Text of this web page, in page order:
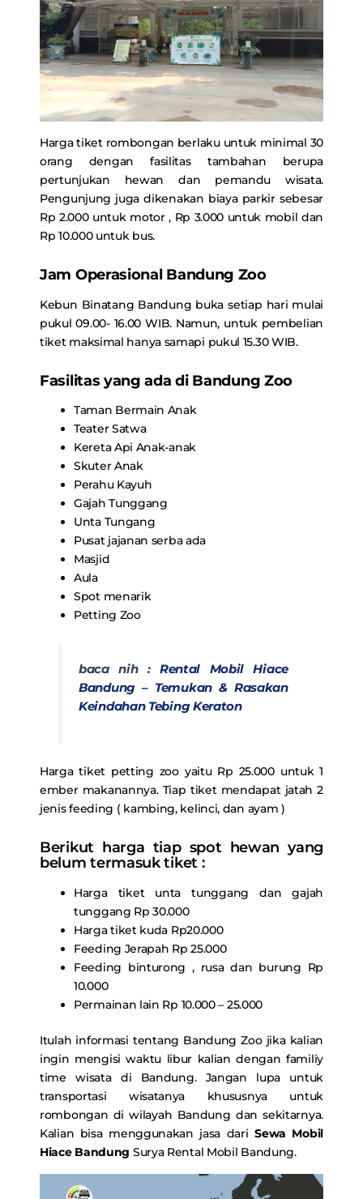
Harga tiket rombongan berlaku untuk minimal 30
orang dengan fasilitas tambahan berupa
pertunjukan hewan dan pemandu wisata.
Pengunjung juga dikenakan biaya parkir sebesar
Rp 2.000 untuk motor , Rp 3.000 untuk mobil dan
Rp 10.000 untuk bus.
Jam Operasional Bandung Zoo
Kebun Binatang Bandung buka setiap hari mulai
pukul 09.00- 16.00 WIB. Namun, untuk pembelian
tiket maksimal hanya samapi pukul 15.30 WIB.
Fasilitas yang ada di Bandung Zoo
Taman Bermain Anak
Teater Satwa
Kereta Api Anak-anak
Skuter Anak
Perahu Kayuh
Gajah Tunggang
Unta Tungang
Pusat jajanan serba ada
Masjid
Aula
Spot menarik
Petting Zoo
baca nih : Rental Mobil Hiace
Bandung – Temukan & Rasakan
Keindahan Tebing Keraton
Harga tiket petting zoo yaitu Rp 25.000 untuk 1
ember makanannya. Tiap tiket mendapat jatah 2
jenis feeding ( kambing, kelinci, dan ayam )
Berikut harga tiap spot hewan yang
belum termasuk tiket :
Harga tiket unta tunggang dan gajah
tunggang Rp 30.000
Harga tiket kuda Rp20.000
Feeding Jerapah Rp 25.000
Feeding binturong , rusa dan burung Rp
10.000
Permainan lain Rp 10.000 – 25.000
Itulah informasi tentang Bandung Zoo jika kalian
ingin mengisi waktu libur kalian dengan familiy
time wisata di Bandung. Jangan lupa untuk
transportasi wisatanya khususnya untuk
rombongan di wilayah Bandung dan sekitarnya.
Kalian bisa menggunakan jasa dariSewa Mobil
Hiace Bandung Surya Rental Mobil Bandung.